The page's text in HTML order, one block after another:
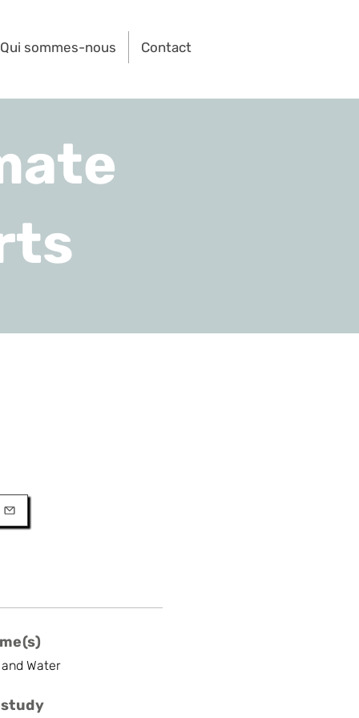
Qui sommes-nous Contact
Water